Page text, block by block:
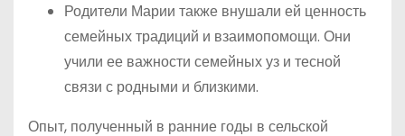
Родители Марии также внушали ей ценность
семейных традиций и взаимопомощи. Они
учили ее важности семейных уз и тесной
связи с родными и близкими.
Опыт, полученный в ранние годы в сельской